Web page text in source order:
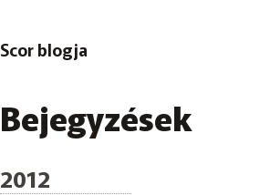
Scor blogja
Bejegyzések
2012